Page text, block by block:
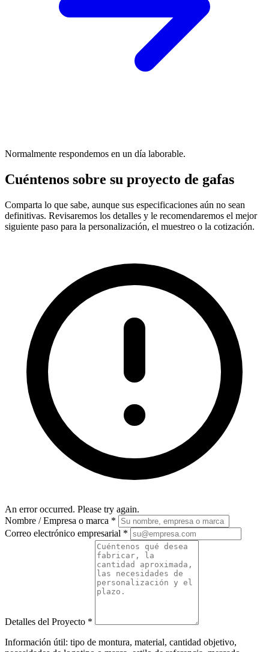
Normalmente respondemos en un día laborable.
Cuéntenos sobre su proyecto de gafas
Comparta lo que sabe, aunque sus especificaciones aún no sean
definitivas. Revisaremos los detalles y le recomendaremos el mejor
siguiente paso para la personalización, el muestreo o la cotización.
An error occurred. Please try again.
Nombre / Empresa o marca *
Correo electrónico empresarial *
Detalles del Proyecto *
Información útil: tipo de montura, material, cantidad objetivo,